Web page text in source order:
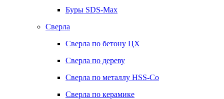
Буры SDS-Max
Сверла
Сверла по бетону ЦХ
Сверла по дереву
Сверла по металлу HSS-Co
Сверла по керамике